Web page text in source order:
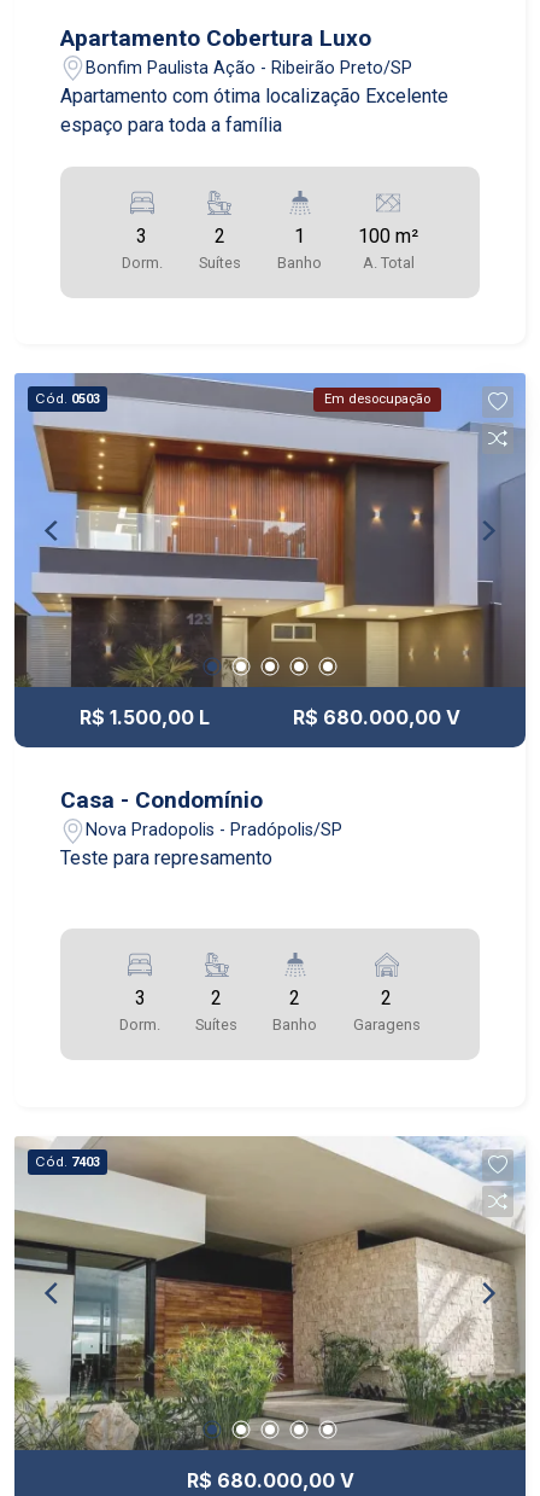
Apartamento Cobertura Luxo
Bonfim Paulista Ação - Ribeirão Preto/SP
Apartamento com ótima localização Excelente
espaço para toda a família
3
Dorm.
2
Suítes
1
Banho
100 m²
A. Total
Em desocupação
Cód. 0503
R$ 1.500,00 L R$ 680.000,00 V
Casa - Condomínio
Nova Pradopolis - Pradópolis/SP
Teste para represamento
3
Dorm.
2
Suítes
2
Banho
2
Garagens
Cód. 7403
R$ 680.000,00 V